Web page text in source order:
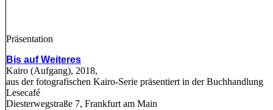
Präsentation
Bis auf Weiteres
Kairo (Aufgang), 2018,
aus der fotografischen Kairo-Serie präsentiert in der Buchhandlung
Lesecafé
Diesterwegstraße 7, Frankfurt am Main